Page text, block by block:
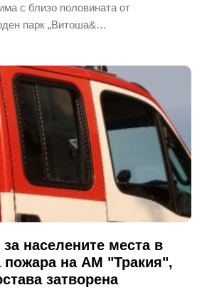
с близо половината от
парк „Витоша&…
населените места в
пожара на АМ "Тракия",
затворена